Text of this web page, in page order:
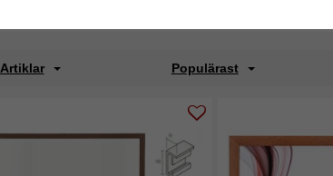
Populärast